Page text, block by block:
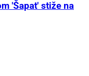
'Šapat' stiže na